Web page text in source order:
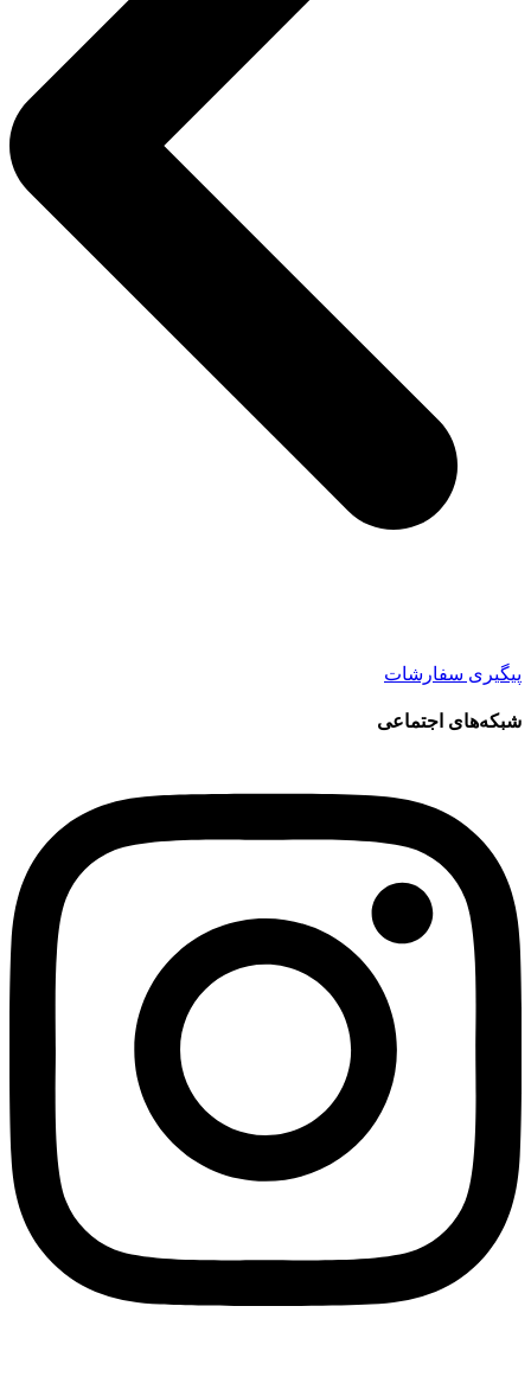
پیگیری سفارشات
شبکه‌های اجتماعی